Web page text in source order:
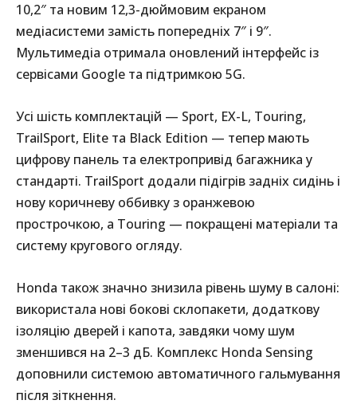
10,2″ та новим 12,3-дюймовим екраном
медіасистеми замість попередніх 7″ і 9″.
Мультимедіа отримала оновлений інтерфейс із
сервісами Google та підтримкою 5G.
Усі шість комплектацій — Sport, EX-L, Touring,
TrailSport, Elite та Black Edition — тепер мають
цифрову панель та електропривід багажника у
стандарті. TrailSport додали підігрів задніх сидінь і
нову коричневу оббивку з оранжевою
прострочкою, а Touring — покращені матеріали та
систему кругового огляду.
Honda також значно знизила рівень шуму в салоні:
використала нові бокові склопакети, додаткову
ізоляцію дверей і капота, завдяки чому шум
зменшився на 2–3 дБ. Комплекс Honda Sensing
доповнили системою автоматичного гальмування
після зіткнення.